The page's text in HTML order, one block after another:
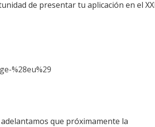
de presentar tu aplicación en el
%28eu%29
que próximamente la